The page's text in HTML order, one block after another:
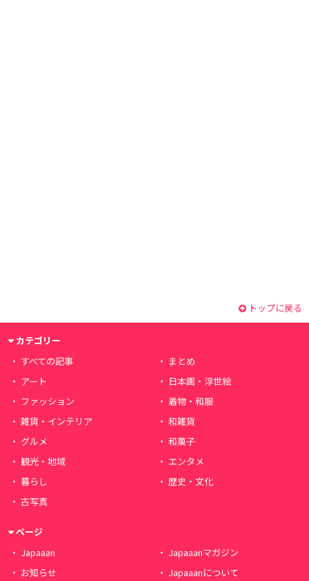
トップに戻る
カテゴリー
すべての記事
まとめ
アート
日本画・浮世絵
ファッション
着物・和服
雑貨・インテリア
和雑貨
グルメ
和菓子
観光・地域
エンタメ
暮らし
歴史・文化
古写真
ページ
Japaaan
Japaaanマガジン
お知らせ
Japaaanについて